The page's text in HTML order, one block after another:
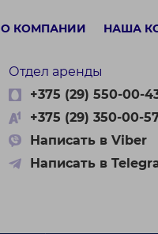
О КОМПАНИИ НАША
Отдел аренды
+375 (29) 550-00-
+375 (29) 350-00-
Написать в Viber
Написать в